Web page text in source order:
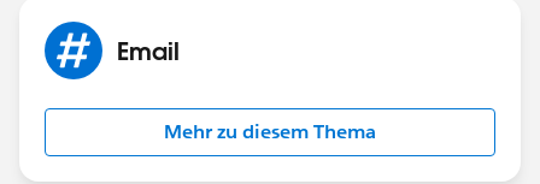
Email
Mehr zu diesem Thema